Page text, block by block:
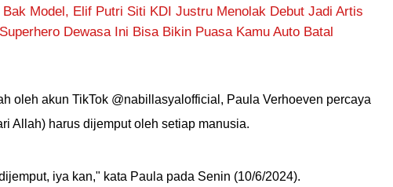
Bak Model, Elif Putri Siti KDI Justru Menolak Debut Jadi Artis
Dewasa Ini Bisa Bikin Puasa Kamu Auto Batal
oleh akun TikTok @nabillasyalofficial, Paula Verhoeven percaya
Allah) harus dijemput oleh setiap manusia.
iya kan," kata Paula pada Senin (10/6/2024).